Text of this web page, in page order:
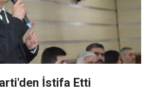
İstifa Etti